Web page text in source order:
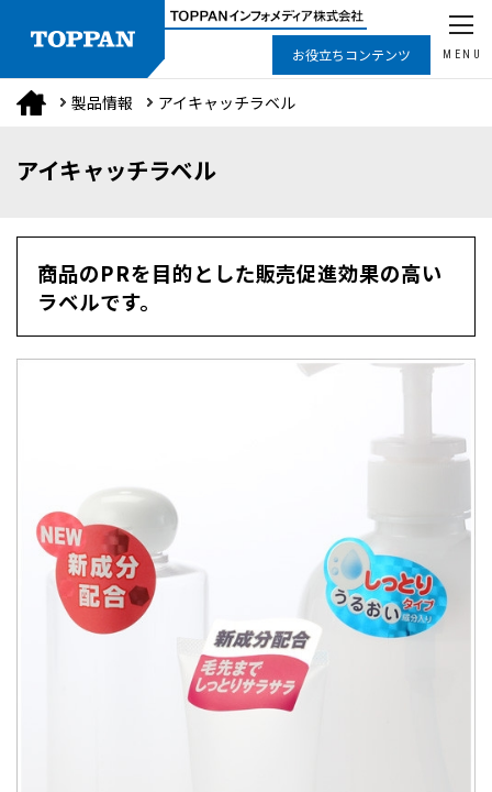
お役立ちコンテンツ MENU
製品情報 アイキャッチラベル
アイキャッチラベル
商品のPRを目的とした販売促進効果の高い
ラベルです。